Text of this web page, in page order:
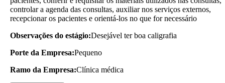
controlar a agenda das consultas, auxiliar nos serviços externos,
recepcionar os pacientes e orientá-los no que for necessário
Observações do estágio:Desejável ter boa caligrafia
Porte da Empresa:Pequeno
Ramo da Empresa:Clínica médica